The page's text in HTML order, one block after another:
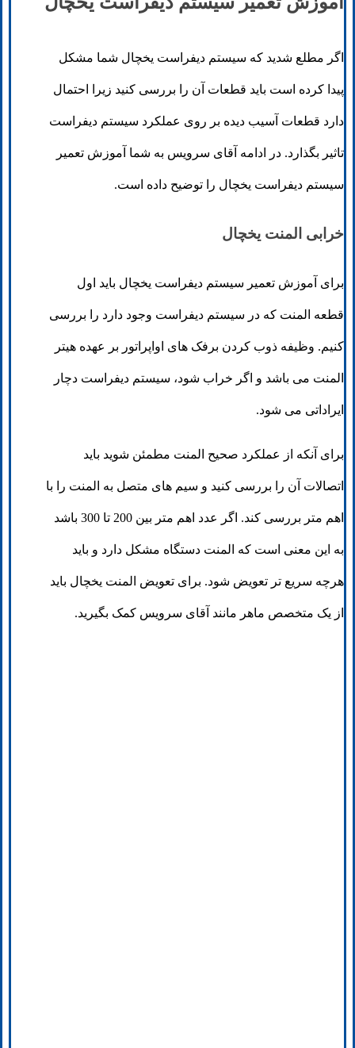
اگر مطلع شدید که سیستم دیفراست یخچال شما مشکل
پیدا کرده است باید قطعات آن را بررسی کنید زیرا احتمال
دارد قطعات آسیب دیده بر روی عملکرد سیستم دیفراست
تاثیر بگذارد. در ادامه آقای سرویس به شما آموزش تعمیر
سیستم دیفراست یخچال را توضیح داده است.
خرابی المنت یخچال
برای آموزش تعمیر سیستم دیفراست یخچال باید اول
قطعه المنت که در سیستم دیفراست وجود دارد را بررسی
کنیم. وظیفه ذوب کردن برفک های اواپراتور بر عهده هیتر
المنت می باشد و اگر خراب شود، سیستم دیفراست دچار
ایراداتی می شود.
برای آنکه از عملکرد صحیح المنت مطمئن شوید باید
اتصالات آن را بررسی کنید و سیم های متصل به المنت را با
اهم متر بررسی کند. اگر عدد اهم متر بین 200 تا 300 باشد
به این معنی است که المنت دستگاه مشکل دارد و باید
هرچه سریع تر تعویض شود. برای تعویض المنت یخچال باید
از یک متخصص ماهر مانند آقای سرویس کمک بگیرید.